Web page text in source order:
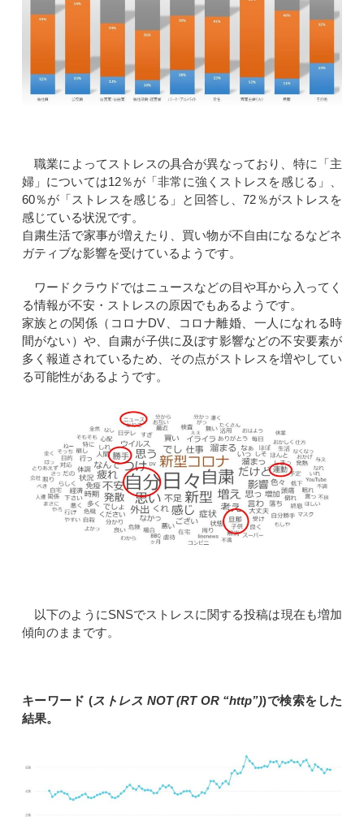
職業によってストレスの具合が異なっており、特に「主
婦」については12％が「非常に強くストレスを感じる」、
60％が「ストレスを感じる」と回答し、72％がストレスを
感じている状況です。
自粛生活で家事が増えたり、買い物が不自由になるなどネ
ガティブな影響を受けているようです。
ワードクラウドではニュースなどの目や耳から入ってく
る情報が不安・ストレスの原因でもあるようです。
家族との関係（コロナDV、コロナ離婚、一人になれる時
間がない）や、自粛が子供に及ぼす影響などの不安要素が
多く報道されているため、その点がストレスを増やしてい
る可能性があるようです。
以下のようにSNSでストレスに関する投稿は現在も増加
傾向のままです。
キーワード (ストレス NOT (RT OR “http”))で検索をした
結果。